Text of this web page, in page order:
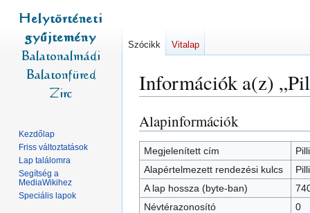
Információk a(z)
Ugrás
a
navigációhoz
Ugrás
a
kereséshez
Alapinformációk
Megjelenített cím
Alapértelmezett rendezési kulcs
A lap hossza (byte-ban)
Névtérazonosító
0
Szócikk Vitalap
Kezdőlap
Friss változtatások
Lap találomra
Segítség a
MediaWikihez
Speciális lapok